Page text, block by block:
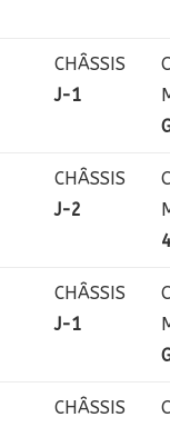
CHÂSSIS
J-1
CHÂSSIS
J-2
CHÂSSIS
J-1
CHÂSSIS